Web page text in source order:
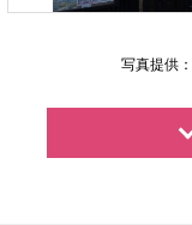
写真提供